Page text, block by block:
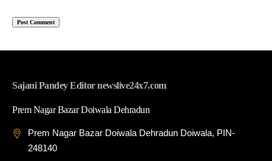
Sajani Pandey Editor newslive24x7.com
Prem Nagar Bazar Doiwala Dehradun
Prem Nagar Bazar Doiwala Dehradun Doiwala, PIN-
248140